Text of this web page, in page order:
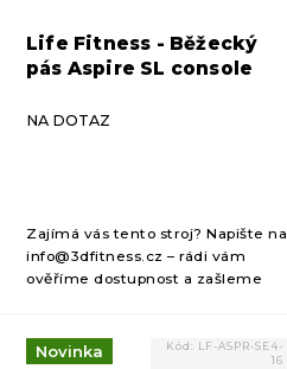
Life Fitness - Běžecký
pás Aspire SL console
NA DOTAZ
Zajímá vás tento stroj? Napište na
info@3dfitness.cz – rádi vám
ověříme dostupnost a zašleme
Novinka Kód: LF-ASPR-SE4-
16